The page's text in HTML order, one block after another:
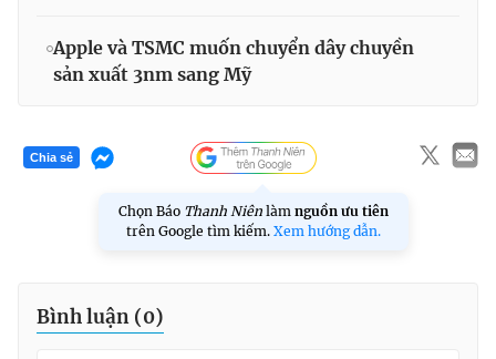
Apple và TSMC muốn chuyển dây chuyền
sản xuất 3nm sang Mỹ
Chia sẻ
Chọn Báo Thanh Niên làm nguồn ưu tiên
trên Google tìm kiếm. Xem hướng dẫn.
Bình luận (0)